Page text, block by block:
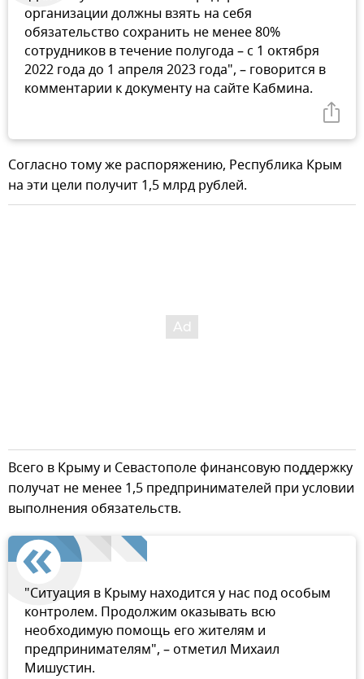
организации должны взять на себя
обязательство сохранить не менее 80%
сотрудников в течение полугода – с 1 октября
2022 года до 1 апреля 2023 года", – говорится в
комментарии к документу на сайте Кабмина.
Согласно тому же распоряжению, Республика Крым
на эти цели получит 1,5 млрд рублей.
Всего в Крыму и Севастополе финансовую поддержку
получат не менее 1,5 предпринимателей при условии
выполнения обязательств.
"Ситуация в Крыму находится у нас под особым
контролем. Продолжим оказывать всю
необходимую помощь его жителям и
предпринимателям", – отметил Михаил
Мишустин.